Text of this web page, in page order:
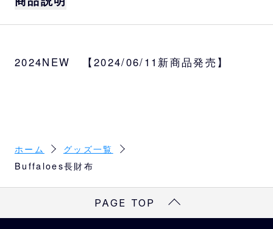
2024NEW 【2024/06/11新商品発売】
ホーム
グッズ一覧
Buffaloes長財布
PAGE TOP